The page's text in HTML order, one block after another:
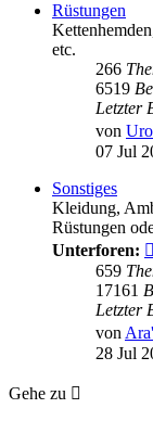
Rüstungen
etc.
266
6519
Letzter
von
07 Jul
Sonstiges
Kleidung,
Rüstungen
Unterforen:
659
17161
Letzter
von
28 Jul
Gehe zu